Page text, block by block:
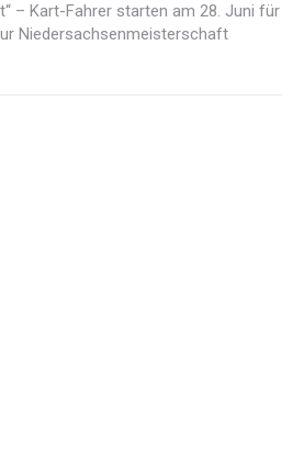
– Kart-Fahrer starten am 28. Juni für
Niedersachsenmeisterschaft